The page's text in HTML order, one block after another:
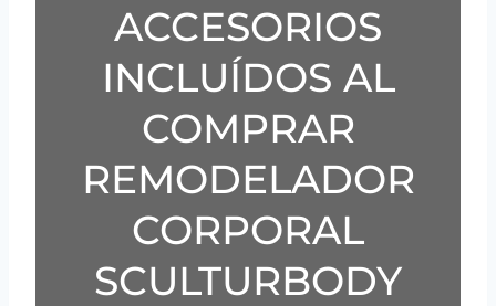
ACCESORIOS
INCLUÍDOS AL
COMPRAR
REMODELADOR
CORPORAL
SCULTURBODY